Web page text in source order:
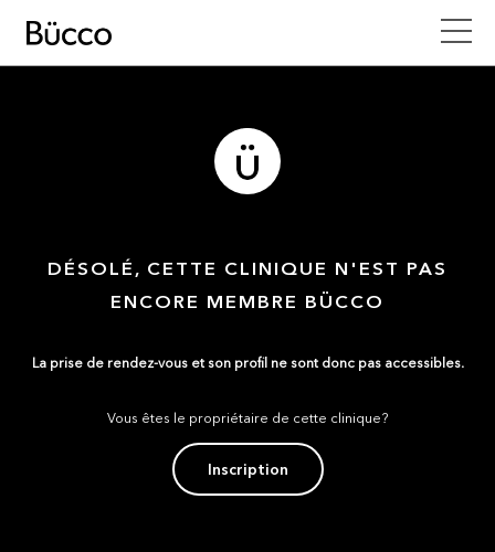
DÉSOLÉ, CETTE CLINIQUE N'EST PAS
ENCORE MEMBRE BÜCCO
La prise de rendez-vous et son profil ne sont donc pas accessibles.
Vous êtes le propriétaire de cette clinique?
Inscription